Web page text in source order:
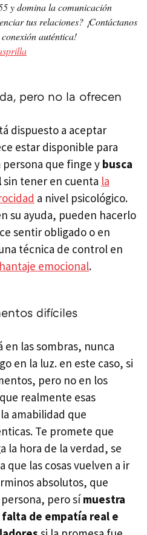
y domina la comunicación
tus relaciones? ¡Contáctanos
auténtica!
pero no la ofrecen
dispuesto a aceptar
estar disponible para
que finge y busca
sin tener en cuenta la
a nivel psicológico.
su ayuda, pueden hacerlo
sentir obligado o en
técnica de control en
emocional.
difíciles
en las sombras, nunca
en la luz. en este caso, si
pero no en los
realmente esas
amabilidad que
Te promete que
la hora de la verdad, se
que las cosas vuelven a ir
absolutos, que
pero símuestra
de empatía real e